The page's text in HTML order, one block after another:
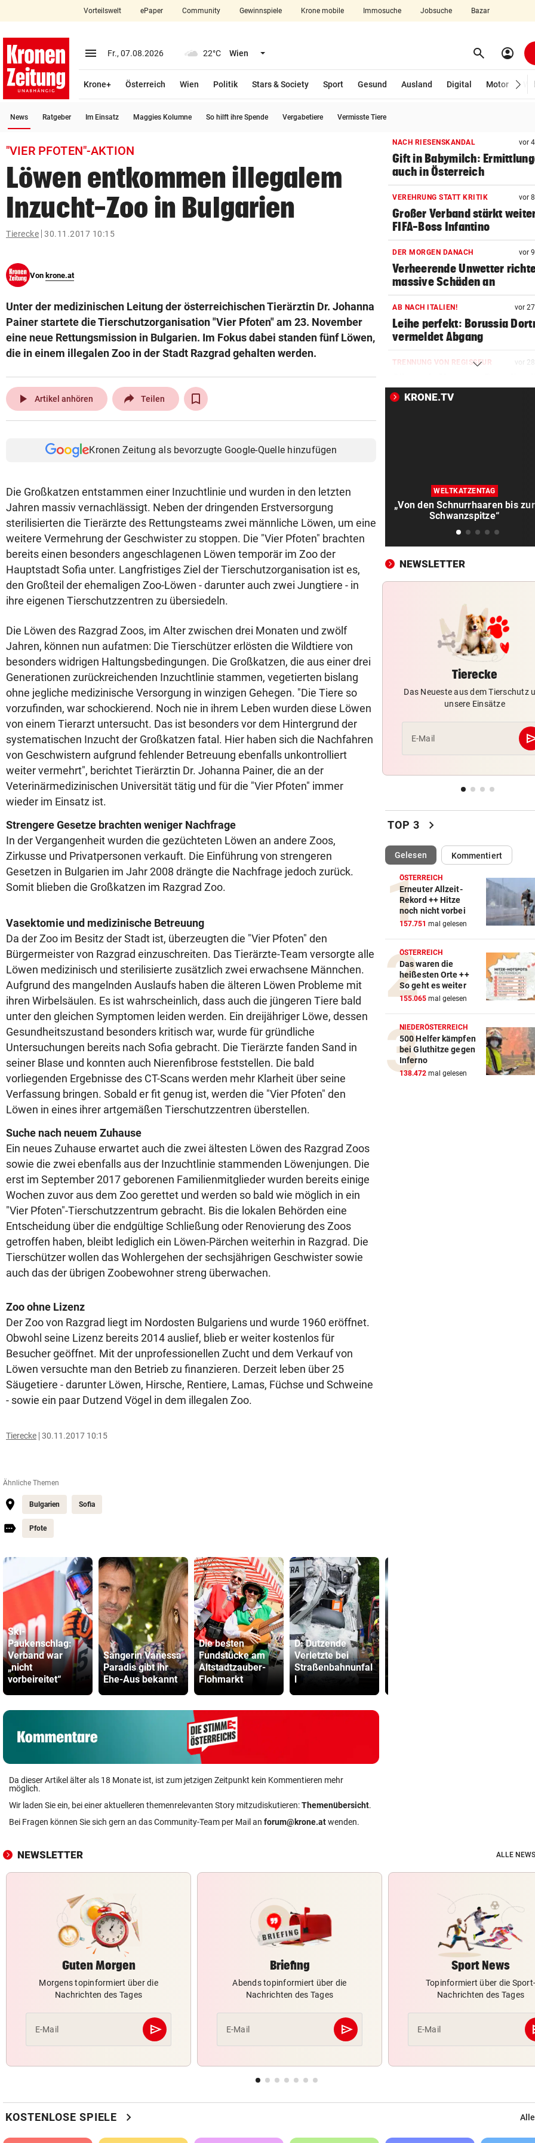
closeSchließen
account_circle Anmelden
arrow_right
pin_drop
bookmark
search
Suchbegriff
eingeben
© Krone Multimedia GmbH & Co KG 2026
Vorteilswelt ePaper Community Gewinnspiele Krone mobile Immosuche Jobsuche Bazar
menu Menü aufklappen
Fr., 07.08.2026 22°C Wien Menü aufklappen search Suchen
account_circle
Krone+ Österreich Wien Politik Stars & Society Sport Gesund Ausland Digital Motor
News Ratgeber Im Einsatz Maggies Kolumne So hilft ihre Spende Vergabetiere Vermisste Tiere
"VIER PFOTEN"-AKTION
Löwen entkommen illegalem
Inzucht-Zoo in Bulgarien
Tierecke 30.11.2017 10:15
Von krone.at
Unter der medizinischen Leitung der österreichischen Tierärztin Dr. Johanna
Painer startete die Tierschutzorganisation "Vier Pfoten" am 23. November
eine neue Rettungsmission in Bulgarien. Im Fokus dabei standen fünf Löwen,
die in einem illegalen Zoo in der Stadt Razgrad gehalten werden.
play_arrow Artikel anhören Teilen
Kronen Zeitung als bevorzugte Google-Quelle hinzufügen
Die Großkatzen entstammen einer Inzuchtlinie und wurden in den letzten
Jahren massiv vernachlässigt. Neben der dringenden Erstversorgung
sterilisierten die Tierärzte des Rettungsteams zwei männliche Löwen, um eine
weitere Vermehrung der Geschwister zu stoppen. Die "Vier Pfoten" brachten
bereits einen besonders angeschlagenen Löwen temporär im Zoo der
Hauptstadt Sofia unter. Langfristiges Ziel der Tierschutzorganisation ist es,
den Großteil der ehemaligen Zoo-Löwen - darunter auch zwei Jungtiere - in
ihre eigenen Tierschutzzentren zu übersiedeln.
Die Löwen des Razgrad Zoos, im Alter zwischen drei Monaten und zwölf
Jahren, können nun aufatmen: Die Tierschützer erlösten die Wildtiere von
besonders widrigen Haltungsbedingungen. Die Großkatzen, die aus einer drei
Generationen zurückreichenden Inzuchtlinie stammen, vegetierten bislang
ohne jegliche medizinische Versorgung in winzigen Gehegen. "Die Tiere so
vorzufinden, war schockierend. Noch nie in ihrem Leben wurden diese Löwen
von einem Tierarzt untersucht. Das ist besonders vor dem Hintergrund der
systematischen Inzucht der Großkatzen fatal. Hier haben sich die Nachfahren
von Geschwistern aufgrund fehlender Betreuung ebenfalls unkontrolliert
weiter vermehrt", berichtet Tierärztin Dr. Johanna Painer, die an der
Veterinärmedizinischen Universität tätig und für die "Vier Pfoten" immer
wieder im Einsatz ist.
Strengere Gesetze brachten weniger Nachfrage
In der Vergangenheit wurden die gezüchteten Löwen an andere Zoos,
Zirkusse und Privatpersonen verkauft. Die Einführung von strengeren
Gesetzen in Bulgarien im Jahr 2008 drängte die Nachfrage jedoch zurück.
Somit blieben die Großkatzen im Razgrad Zoo.
Vasektomie und medizinische Betreuung
Da der Zoo im Besitz der Stadt ist, überzeugten die "Vier Pfoten" den
Bürgermeister von Razgrad einzuschreiten. Das Tierärzte-Team versorgte alle
Löwen medizinisch und sterilisierte zusätzlich zwei erwachsene Männchen.
Aufgrund des mangelnden Auslaufs haben die älteren Löwen Probleme mit
ihren Wirbelsäulen. Es ist wahrscheinlich, dass auch die jüngeren Tiere bald
unter den gleichen Symptomen leiden werden. Ein dreijähriger Löwe, dessen
Gesundheitszustand besonders kritisch war, wurde für gründliche
Untersuchungen bereits nach Sofia gebracht. Die Tierärzte fanden Sand in
seiner Blase und konnten auch Nierenfibrose feststellen. Die bald
vorliegenden Ergebnisse des CT-Scans werden mehr Klarheit über seine
Verfassung bringen. Sobald er fit genug ist, werden die "Vier Pfoten" den
Löwen in eines ihrer artgemäßen Tierschutzzentren überstellen.
Suche nach neuem Zuhause
Ein neues Zuhause erwartet auch die zwei ältesten Löwen des Razgrad Zoos
sowie die zwei ebenfalls aus der Inzuchtlinie stammenden Löwenjungen. Die
erst im September 2017 geborenen Familienmitglieder wurden bereits einige
Wochen zuvor aus dem Zoo gerettet und werden so bald wie möglich in ein
"Vier Pfoten"-Tierschutzzentrum gebracht. Bis die lokalen Behörden eine
Entscheidung über die endgültige Schließung oder Renovierung des Zoos
getroffen haben, bleibt lediglich ein Löwen-Pärchen weiterhin in Razgrad. Die
Tierschützer wollen das Wohlergehen der sechsjährigen Geschwister sowie
auch das der übrigen Zoobewohner streng überwachen.
Zoo ohne Lizenz
Der Zoo von Razgrad liegt im Nordosten Bulgariens und wurde 1960 eröffnet.
Obwohl seine Lizenz bereits 2014 auslief, blieb er weiter kostenlos für
Besucher geöffnet. Mit der unprofessionellen Zucht und dem Verkauf von
Löwen versuchte man den Betrieb zu finanzieren. Derzeit leben über 25
Säugetiere - darunter Löwen, Hirsche, Rentiere, Lamas, Füchse und Schweine
- sowie ein paar Dutzend Vögel in dem illegalen Zoo.
Tierecke 30.11.2017 10:15
Ähnliche Themen
Bulgarien Sofia
Pfote
Ski-
Paukenschlag:
Verband war
„nicht
vorbeireitet“
Sängerin Vanessa
Paradis gibt ihr
Ehe-Aus bekannt
Die besten
Fundstücke am
Altstadtzauber-
Flohmarkt
D: Dutzende
Verletzte bei
Straßenbahnunfal
l
Da dieser Artikel älter als 18 Monate ist, ist zum jetzigen Zeitpunkt kein Kommentieren mehr
möglich.
Wir laden Sie ein, bei einer aktuelleren themenrelevanten Story mitzudiskutieren:Themenübersicht.
Bei Fragen können Sie sich gern an das Community-Team per Mail an forum@krone.atwenden.
NACH RIESENSKANDAL vor
Gift in Babymilch:
auch in Österreich
VEREHRUNG STATT KRITIK vor
Großer Verband stärkt
FIFA-Boss Infantino
DER MORGEN DANACH vor
Verheerende Unwetter
massive Schäden an
AB NACH ITALIEN! vor
Leihe perfekt: Borussia
vermeldet Abgang
TRENNUNG VON REGISSEUR vor
Ehe-Aus bekannt
vor
vor
D: Dutzende Verletzte bei
Straßenbahnunfall
Salzburg: Lob von
und große Sorgen
SEIN GRÖSSTES JAHR vor
Musik wie nie an
„KEINE FRAGE!“
Was tun gegen die schlechte
Stimmung im Land?
GROSSE AUFREGUNG vor
Brandgefahr? Hitze löst vor
Störfeuer aus
vor
springt jeden Abend ein
Klassek ist der Jannik Sinner
Tennis-Unterhaus
NACH JUSTIZ-NIEDERLAGE
Trump will nun gegen
„Geburtstourismus“
JUBEL NACH 2:1-SIEG vor
Geburtstagsbier als
Austria-Kapitän
HÜRDEN-ASS BEI EM: vor
„Ich versuche bewusst,
darum zu machen“
PERFEKTER ZIELEINLAUF
Feurstein sprintet bei
Guadeloupe-Tour zum Sieg
SIMPLE TAKTIK vor
KRONE.TV
WELTKATZENTAG
„Von den Schnurrhaaren bis zur
Schwanzspitze“
NEWSLETTER
Tierecke
Das Neueste aus dem Tierschutz
unsere Einsätze
E-Mail
TOP 3 chevron_right
Gelesen(ausgewählt)Kommentiert
ÖSTERREICH
Erneuter Allzeit-
Rekord ++ Hitze
noch nicht vorbei
157.751 mal gelesen
ÖSTERREICH
Das waren die
heißesten Orte ++
So geht es weiter
155.065 mal gelesen
NIEDERÖSTERREICH
500 Helfer kämpfen
bei Gluthitze gegen
Inferno
138.472 mal gelesen
NEWSLETTER ALLE
Guten Morgen
Morgens topinformiert über die
Nachrichten des Tages
E-Mail send
Abschicken
Briefing
Abends topinformiert über die
Nachrichten des Tages
E-Mail send
Abschicken
Sport News
Topinformiert über die Sport-
Nachrichten des Tages
E-Mail
KOSTENLOSE SPIELE chevron_right